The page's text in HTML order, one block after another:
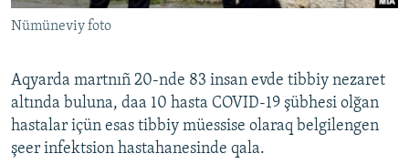
QOŞULIÑIZ!
RFE/RS bütün saytları
Nümüneviy foto
Aqyarda martnıñ 20-nde 83 insan evde tibbiy nezaret
altında buluna, daa 10 hasta COVID-19 şübhesi olğan
hastalar içün esas tibbiy müessise olaraq belgilengen
şeer infektsion hastahanesinde qala.